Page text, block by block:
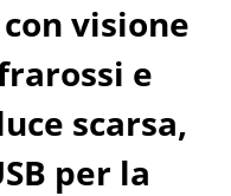
visione
e
scarsa,
per la